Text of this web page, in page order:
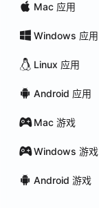
Mac 应用
Windows 应用
Linux 应用
Android 应用
Mac 游戏
Windows 游戏
Android 游戏